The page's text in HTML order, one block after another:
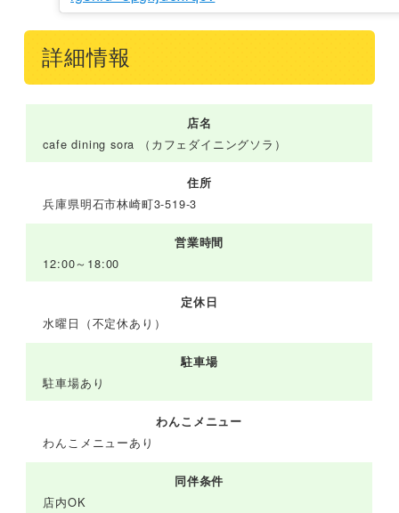
詳細情報
店名
cafe dining sora （カフェダイニングソラ）
住所
兵庫県明石市林崎町3-519-3
営業時間
12:00～18:00
定休日
水曜日（不定休あり）
駐車場
駐車場あり
わんこメニュー
わんこメニューあり
同伴条件
店内OK